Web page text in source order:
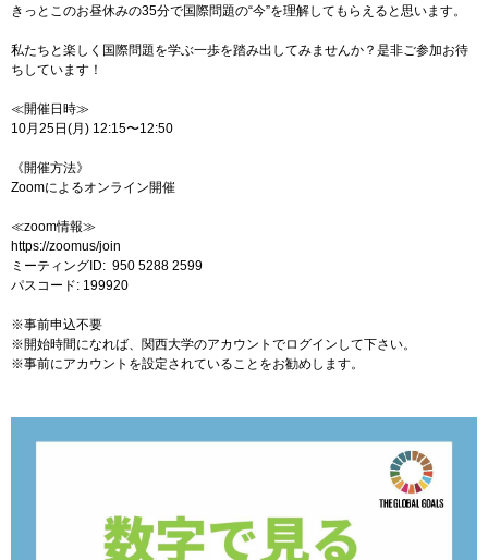
きっとこのお昼休みの35分で国際問題の“今”を理解してもらえると思います。
私たちと楽しく国際問題を学ぶ一歩を踏み出してみませんか？是非ご参加お待
ちしています！
≪開催⽇時≫
10⽉25⽇(月) 12:15〜12:50
《開催方法》
Zoomによるオンライン開催
≪zoom情報≫
https://zoomus/join
ミーティングID: 950 5288 2599
パスコード: 199920
※事前申込不要
※開始時間になれば、関⻄⼤学のアカウントでログインして下さい。
※事前にアカウントを設定されていることをお勧めします。